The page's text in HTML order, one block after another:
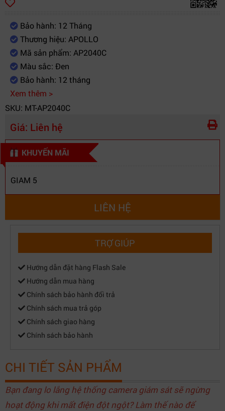
Bảo hành: 12 Tháng
Thương hiệu: APOLLO
Mã sản phẩm: AP2040C
Màu sắc: Đen
Bảo hành: 12 tháng
Xem thêm >
SKU: MT-AP2040C
Giá: Liên hệ
KHUYẾN MÃI
GIAM 5
LIÊN HỆ
TRỢ GIÚP
Hướng dẫn đặt hàng Flash Sale
Hướng dẫn mua hàng
Chính sách bảo hành đổi trả
Chính sách mua trả góp
Chính sách giao hàng
Chính sách bảo hành
CHI TIẾT SẢN PHẨM
Bạn đang lo lắng hệ thống camera giám sát sẽ ngừng
hoạt động khi mất điện đột ngột? Làm thế nào để